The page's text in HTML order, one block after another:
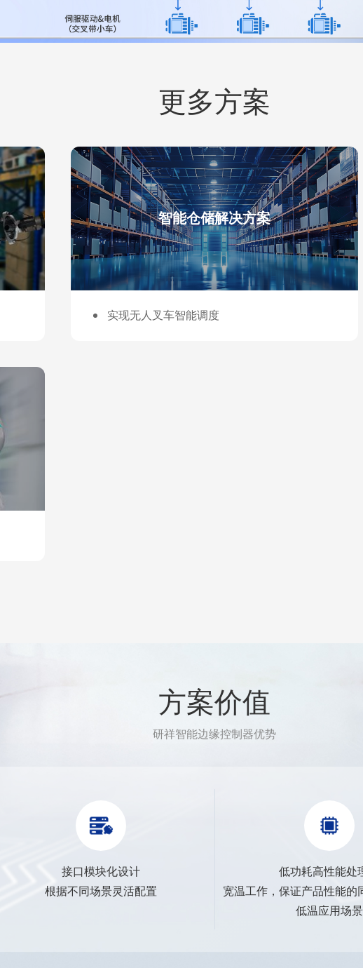
更多方案
智能仓储解决方案
实现无人叉车智能调度
方案价值
研祥智能边缘控制器优势
接口模块化设计
根据不同场景灵活配置
低功耗高性能处
宽温工作，保证产品性能的
低温应用场景